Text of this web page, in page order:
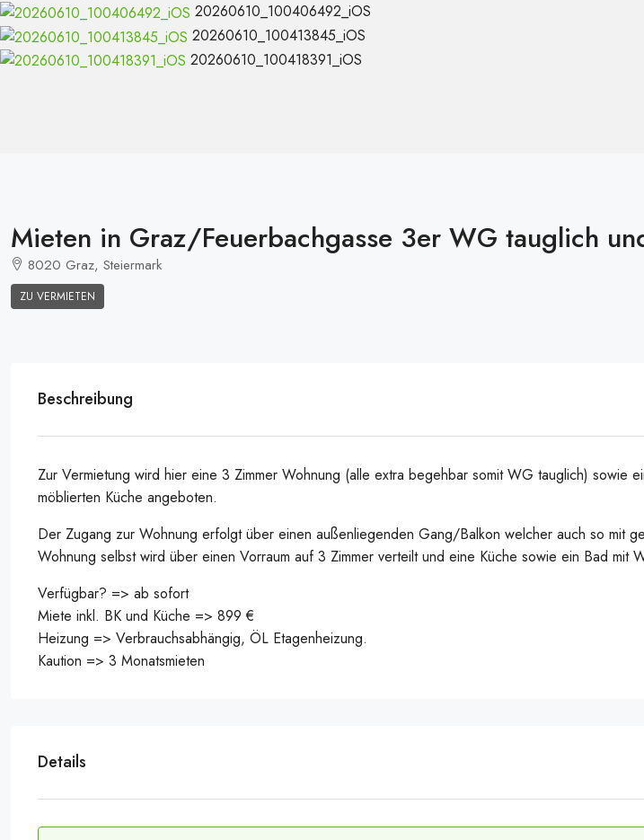
20260610_100406492_iOS
20260610_100413845_iOS
20260610_100418391_iOS
Mieten in Graz/Feuerbachgasse 3er WG tauglich
8020 Graz, Steiermark
ZU VERMIETEN
Beschreibung
Zur Vermietung wird hier eine 3 Zimmer Wohnung (alle extra begehbar somit WG tauglich) sowie
möblierten Küche angeboten.
Der Zugang zur Wohnung erfolgt über einen außenliegenden Gang/Balkon welcher auch so mit
Wohnung selbst wird über einen Vorraum auf 3 Zimmer verteilt und eine Küche sowie ein Bad mit
Verfügbar? => ab sofort
Miete inkl. BK und Küche => 899 €
Heizung => Verbrauchsabhängig, ÖL Etagenheizung.
Kaution => 3 Monatsmieten
Details